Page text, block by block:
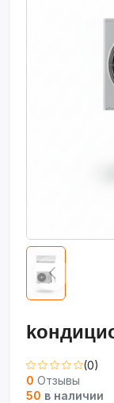
(0)
0 Отзывы
50 в наличии